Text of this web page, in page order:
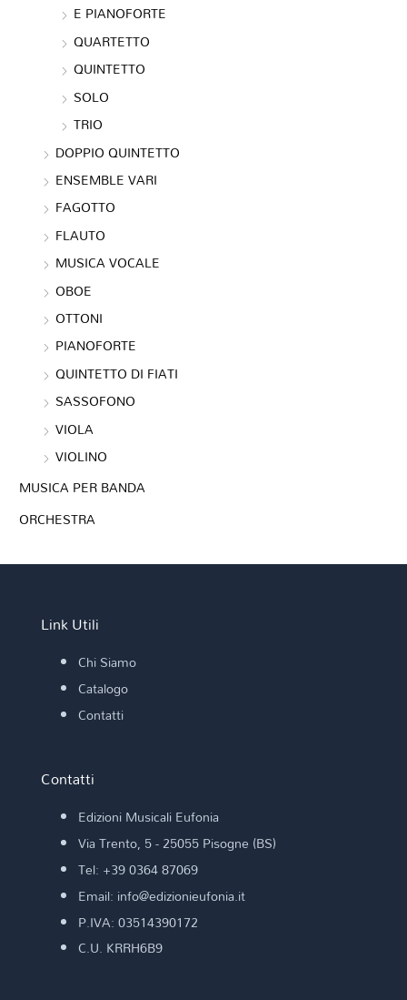
E PIANOFORTE
QUARTETTO
QUINTETTO
SOLO
TRIO
DOPPIO QUINTETTO
ENSEMBLE VARI
FAGOTTO
FLAUTO
MUSICA VOCALE
OBOE
OTTONI
PIANOFORTE
QUINTETTO DI FIATI
SASSOFONO
VIOLA
VIOLINO
MUSICA PER BANDA
ORCHESTRA
Link Utili
Chi Siamo
Catalogo
Contatti
Contatti
Edizioni Musicali Eufonia
Via Trento, 5 - 25055 Pisogne (BS)
Tel: +39 0364 87069
Email: info@edizionieufonia.it
P.IVA: 03514390172
C.U. KRRH6B9